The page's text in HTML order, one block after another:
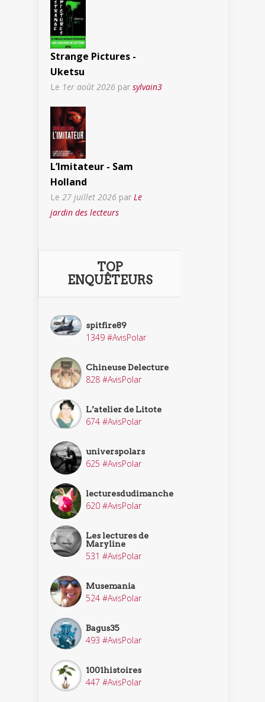
Strange Pictures -
Uketsu
Le 1er août 2026 par sylvain3
L’Imitateur - Sam
Holland
Le 27 juillet 2026 par Le
jardin des lecteurs
TOP
ENQUÊTEURS
spitfire89
1349 #AvisPolar
Chineuse Delecture
828 #AvisPolar
L’atelier de Litote
674 #AvisPolar
universpolars
625 #AvisPolar
lecturesdudimanche
620 #AvisPolar
Les lectures de
Maryline
531 #AvisPolar
Musemania
524 #AvisPolar
Bagus35
493 #AvisPolar
1001histoires
447 #AvisPolar